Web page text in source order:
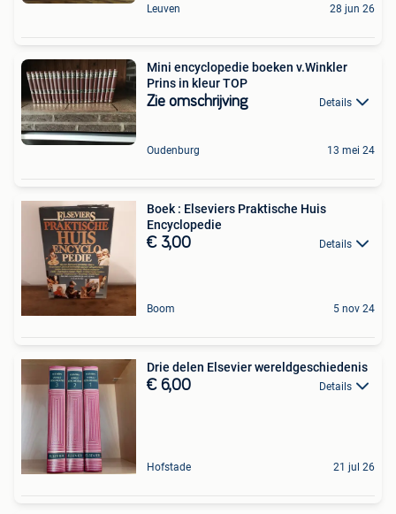
Leuven 28 jun 26
Mini encyclopedie boeken v.Winkler
Prins in kleur TOP
Zie omschrijving Details
Oudenburg 13 mei 24
Boek : Elseviers Praktische Huis
Encyclopedie
€ 3,00 Details
Boom 5 nov 24
Drie delen Elsevier wereldgeschiedenis
€ 6,00 Details
Hofstade 21 jul 26